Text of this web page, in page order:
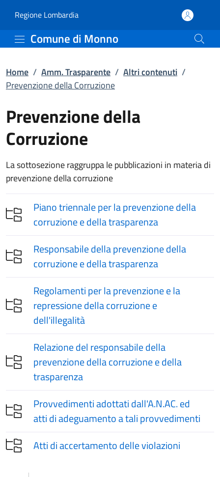
Prevenzione della
Regione Lombardia(apre in un'altra scheda).
Comune di Monno
Home / Amm. Trasparente / Altri contenuti /
Prevenzione della Corruzione
Prevenzione della
Corruzione
La sottosezione raggruppa le pubblicazioni in materia di
prevenzione della corruzione
Piano triennale per la prevenzione della
corruzione e della trasparenza
Responsabile della prevenzione della
corruzione e della trasparenza
Regolamenti per la prevenzione e la
repressione della corruzione e
dell'illegalità
Relazione del responsabile della
prevenzione della corruzione e della
trasparenza
Provvedimenti adottati dall'A.N.AC. ed
atti di adeguamento a tali provvedimenti
Atti di accertamento delle violazioni